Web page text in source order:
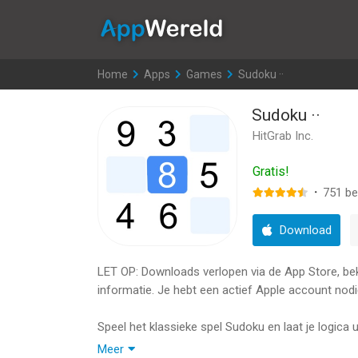
Home >
Apps >
Games >
Sudoku ··
Sudoku ··
HitGrab Inc.
Gratis!
· 751
Download
LET OP: Downloads verlopen via de App Store,
informatie. Je hebt een actief Apple account
Speel het klassieke spel Sudoku en laat je
puzzels op te lossen!
Meer